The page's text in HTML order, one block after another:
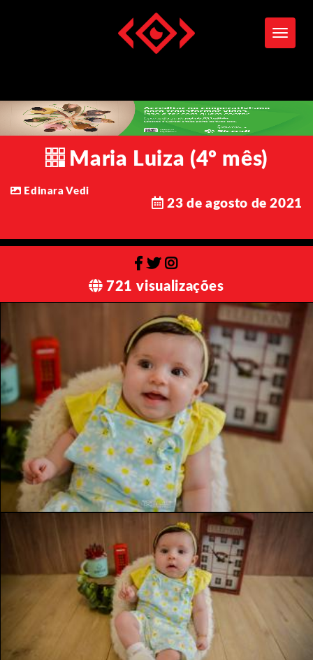
Maria Luiza (4º mês)
Edinara Vedi
23 de agosto de 2021
721 visualizações